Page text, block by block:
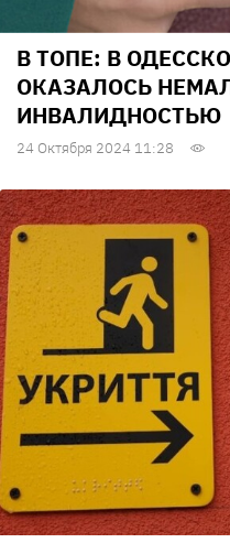
В ТОПЕ: В
ОКАЗАЛОСЬ
ИНВАЛИДНОСТЬЮ
24 Октября 2024 11:28